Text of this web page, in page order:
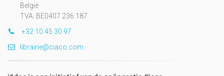
België
TVA: BE0407.236.187
+32 10 45 30 97
librairie@ciaco.com